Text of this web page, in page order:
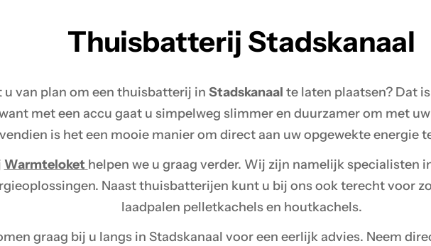
Thuisbatterij Stadskanaal
u van plan om een thuisbatterij in Stadskanaal te laten plaatsen? Dat
met een accu gaat u simpelweg slimmer en duurzamer om met
is het een mooie manier om direct aan uw opgewekte energie
Warmteloket helpen we u graag verder. Wij zijn namelijk specialisten
Naast thuisbatterijen kunt u bij ons ook terecht voor
laadpalen pelletkachels en houtkachels.
graag bij u langs in Stadskanaal voor een eerlijk advies. Neem